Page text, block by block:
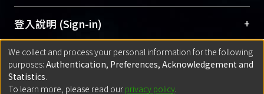
Archive）平台。 （點選深入了解OA）
助與合作完成，請確認該版權所有者及第三方同
意提供此授權。
Please represent that the submission is your
original work, and that you have the right to
grant the rights to upload.
若欲上傳已出版的全文電子檔，可使用
網站簡介(Quickstart Guide)
使用手冊(Instruction Manual)
線上預約服務(Booking Service)
登入說明 (Sign-in) +
方案一：臺灣大學計算機中心帳號登入
(With C&INC Email Account)
方案二：ORCID帳號登入(With ORCID)
匯入著作 (Submission) +
We collect and process your personal information for the following
purposes: Authentication, Preferences, Acknowledgement and
Statistics.
To learn more, please read our privacy policy.